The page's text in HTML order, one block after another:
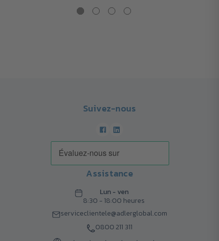
Suivez-nous
Assistance
Lun - ven
8:30 - 18:00 heures
serviceclientele@adlerglobal.com
0800 211 311